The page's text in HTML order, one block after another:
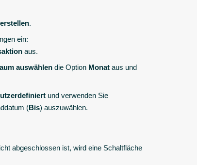
.
ein:
aus.
auswählen die Option Monat aus und
und verwenden Sie
(Bis) auszuwählen.
abgeschlossen ist, wird eine Schaltfläche